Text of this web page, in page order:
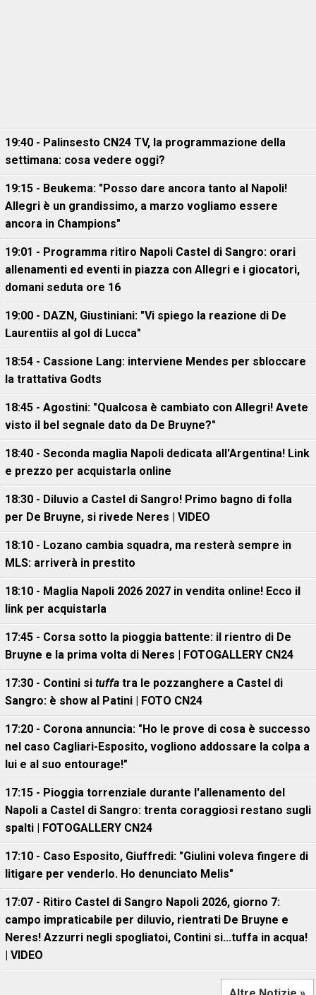
19:40 - Palinsesto CN24 TV, la programmazione della
settimana: cosa vedere oggi?
19:15 - Beukema: "Posso dare ancora tanto al Napoli!
Allegri è un grandissimo, a marzo vogliamo essere
ancora in Champions"
19:01 - Programma ritiro Napoli Castel di Sangro: orari
allenamenti ed eventi in piazza con Allegri e i giocatori,
domani seduta ore 16
19:00 - DAZN, Giustiniani: "Vi spiego la reazione di De
Laurentiis al gol di Lucca"
18:54 - Cassione Lang: interviene Mendes per sbloccare
la trattativa Godts
18:45 - Agostini: "Qualcosa è cambiato con Allegri! Avete
visto il bel segnale dato da De Bruyne?"
18:40 - Seconda maglia Napoli dedicata all'Argentina! Link
e prezzo per acquistarla online
18:30 - Diluvio a Castel di Sangro! Primo bagno di folla
per De Bruyne, si rivede Neres | VIDEO
18:10 - Lozano cambia squadra, ma resterà sempre in
MLS: arriverà in prestito
18:10 - Maglia Napoli 2026 2027 in vendita online! Ecco il
link per acquistarla
17:45 - Corsa sotto la pioggia battente: il rientro di De
Bruyne e la prima volta di Neres | FOTOGALLERY CN24
17:30 - Contini si tuffa tra le pozzanghere a Castel di
Sangro: è show al Patini | FOTO CN24
17:20 - Corona annuncia: "Ho le prove di cosa è successo
nel caso Cagliari-Esposito, vogliono addossare la colpa a
lui e al suo entourage!"
17:15 - Pioggia torrenziale durante l'allenamento del
Napoli a Castel di Sangro: trenta coraggiosi restano sugli
spalti | FOTOGALLERY CN24
17:10 - Caso Esposito, Giuffredi: "Giulini voleva fingere di
litigare per venderlo. Ho denunciato Melis"
17:07 - Ritiro Castel di Sangro Napoli 2026, giorno 7:
campo impraticabile per diluvio, rientrati De Bruyne e
Neres! Azzurri negli spogliatoi, Contini si...tuffa in acqua!
| VIDEO